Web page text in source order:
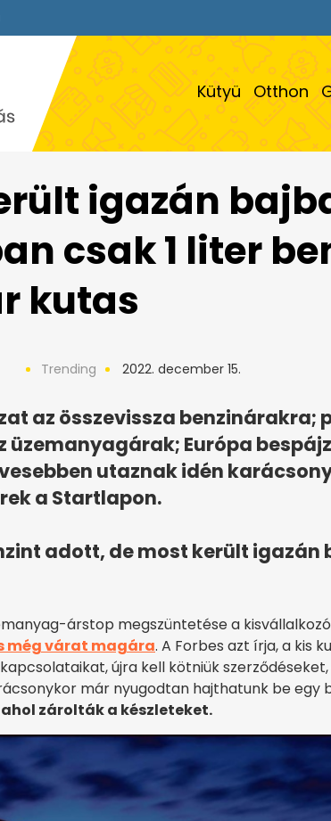
Kütyü Otthon
igazán
csak 1 liter
kutas
Trending 2022. december 15.
az összevissza benzinárakra;
üzemanyagárak; Európa
utaznak idén
a Startlapon.
adott, de most került
árstop megszüntetése a
még várat magára. A Forbes azt írja, a kis
újra kell kötniük
már nyugodtan hajthatunk be egy
zárolták a készleteket.